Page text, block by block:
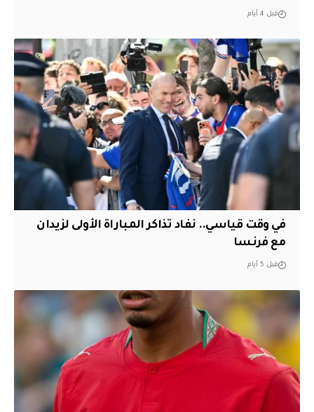
قبل 4 أيام
في وقت قياسي.. نفاد تذاكر المباراة الأولى لزيدان
مع فرنسا
قبل 5 أيام